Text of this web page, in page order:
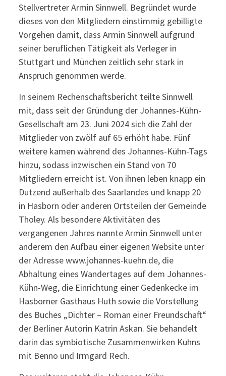
Stellvertreter Armin Sinnwell. Begründet wurde
dieses von den Mitgliedern einstimmig gebilligte
Vorgehen damit, dass Armin Sinnwell aufgrund
seiner beruflichen Tätigkeit als Verleger in
Stuttgart und München zeitlich sehr stark in
Anspruch genommen werde.
In seinem Rechenschaftsbericht teilte Sinnwell
mit, dass seit der Gründung der Johannes-Kühn-
Gesellschaft am 23. Juni 2024 sich die Zahl der
Mitglieder von zwölf auf 65 erhöht habe. Fünf
weitere kamen während des Johannes-Kühn-Tags
hinzu, sodass inzwischen ein Stand von 70
Mitgliedern erreicht ist. Von ihnen leben knapp ein
Dutzend außerhalb des Saarlandes und knapp 20
in Hasborn oder anderen Ortsteilen der Gemeinde
Tholey. Als besondere Aktivitäten des
vergangenen Jahres nannte Armin Sinnwell unter
anderem den Aufbau einer eigenen Website unter
der Adresse www.johannes-kuehn.de, die
Abhaltung eines Wandertages auf dem Johannes-
Kühn-Weg, die Einrichtung einer Gedenkecke im
Hasborner Gasthaus Huth sowie die Vorstellung
des Buches „Dichter – Roman einer Freundschaft“
der Berliner Autorin Katrin Askan. Sie behandelt
darin das symbiotische Zusammenwirken Kühns
mit Benno und Irmgard Rech.